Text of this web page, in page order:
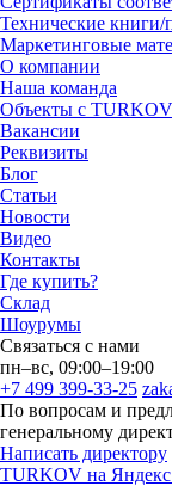
Технические
Маркетинговые
О компании
Наша команда
Объекты с TURKOV
Вакансии
Реквизиты
Блог
Статьи
Новости
Видео
Контакты
Где купить?
Склад
Шоурумы
Связаться с нами
пн–вс, 09:00–19:00
+7 499 399-33-25
По вопросам и
генеральному
Написать директору
TURKOV на